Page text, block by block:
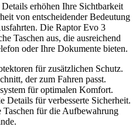
erhöhen Ihre Sichtbarkeit
von entscheidender Bedeutung
Die Raptor Evo 3
Taschen aus, die ausreichend
oder Ihre Dokumente bieten.
für zusätzlichen Schutz.
der zum Fahren passt.
für optimalen Komfort.
Details für verbesserte Sicherheit.
Taschen für die Aufbewahrung